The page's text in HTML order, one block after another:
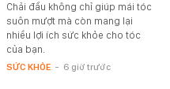
Chải đầu không chỉ giúp mái tóc
suôn mượt mà còn mang lại
nhiều lợi ích sức khỏe cho tóc
của bạn.
SỨC KHỎE - 6 giờ trước